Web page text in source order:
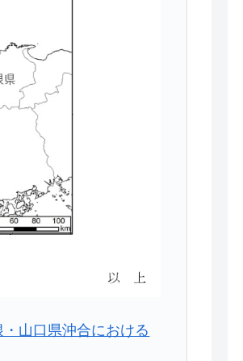
！」「極右勢力」のプラカー
ら無理だってば。
授も登場！
ーパン問題は合衆国企業に対
山口県沖合における